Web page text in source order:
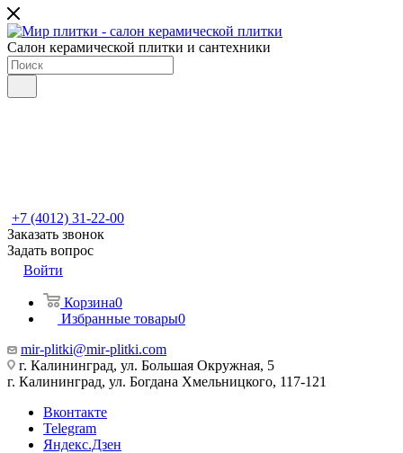
Салон керамической плитки и сантехники
+7 (4012) 31-22-00
Заказать звонок
Задать вопрос
Войти
Корзина0
Избранные товары0
mir-plitki@mir-plitki.com
г. Калининград, ул. Большая Окружная, 5
г. Калининград, ул. Богдана Хмельницкого, 117-121
Вконтакте
Telegram
Яндекс.Дзен